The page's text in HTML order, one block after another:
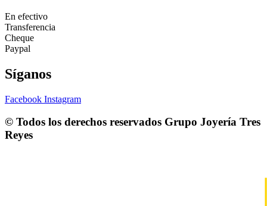
En efectivo
Transferencia
Cheque
Paypal
Síganos
Facebook Instagram
© Todos los derechos reservados Grupo Joyería Tres
Reyes